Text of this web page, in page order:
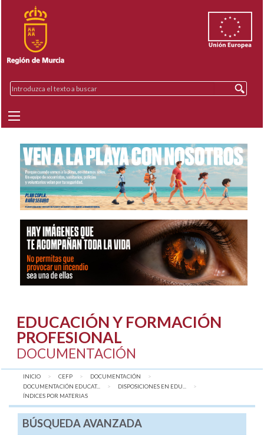
EDUCACIÓN Y FORMACIÓN
PROFESIONAL
DOCUMENTACIÓN
INICIO CEFP
DOCUMENTACIÓN
DOCUMENTACIÓN EDUCAT...
DISPOSICIONES EN EDU...
AQUÍ:
ÍNDICES POR MATERIAS
BÚSQUEDA AVANZADA